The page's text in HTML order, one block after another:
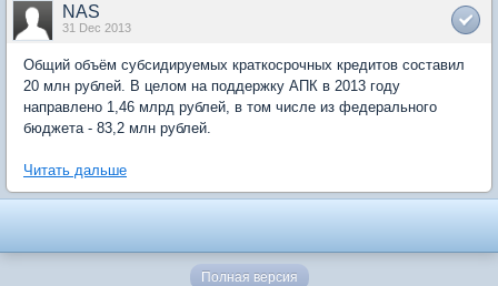
NAS
31 Dec 2013
Общий объём субсидируемых краткосрочных кредитов составил
20 млн рублей. В целом на поддержку АПК в 2013 году
направлено 1,46 млрд рублей, в том числе из федерального
бюджета - 83,2 млн рублей.
Читать дальше
Полная версия